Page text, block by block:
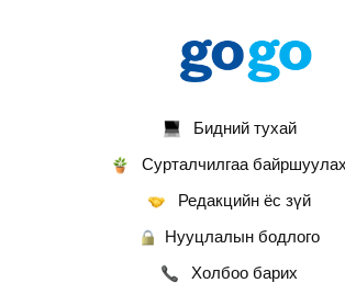
Б.Орхонбаяр
2026-07-13
ФОТО: Дархан аварга
тайлж наадамчин олноор
агшин
2026-07-12
ФОТО: Үзэгчдийг суудлаас
Бидний тухай
Сурталчилгаа байршуулах
Редакцийн ёс зүй
Нууцлалын бодлого
Холбоо барих